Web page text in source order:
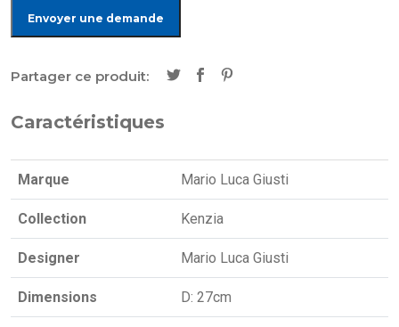
Envoyer une demande
Partager ce produit:
Caractéristiques
Marque Mario Luca Giusti
Collection Kenzia
Designer Mario Luca Giusti
Dimensions D: 27cm